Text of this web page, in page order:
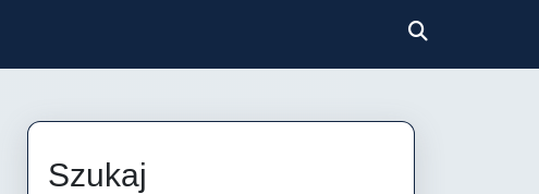
Szukaj